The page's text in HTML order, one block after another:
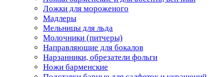
Ложки для мороженого
Мадлеры
Мельницы для льда
Молочники (питчеры)
Направляющие для бокалов
Нарзанники, обрезатели фольги
Ножи барменские